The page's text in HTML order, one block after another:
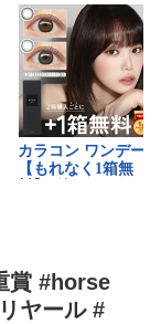
賞 #horse
ヤール #